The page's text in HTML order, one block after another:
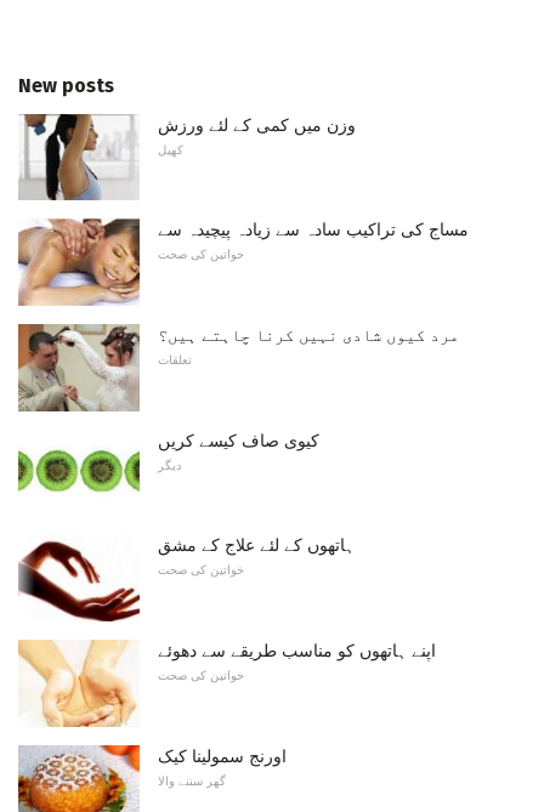
New posts
وزن میں کمی کے لئے ورزش
کھیل
مساج کی تراکیب سادہ سے زیادہ پیچیدہ سے
خواتین کی صحت
مرد کیوں شادی نہیں کرنا چاہتے ہیں؟
تعلقات
کیوی صاف کیسے کریں
دیگر
ہاتھوں کے لئے علاج کے مشق
خواتین کی صحت
اپنے ہاتھوں کو مناسب طریقے سے دھوئے
خواتین کی صحت
اورنج سمولینا کیک
گھر سننے والا